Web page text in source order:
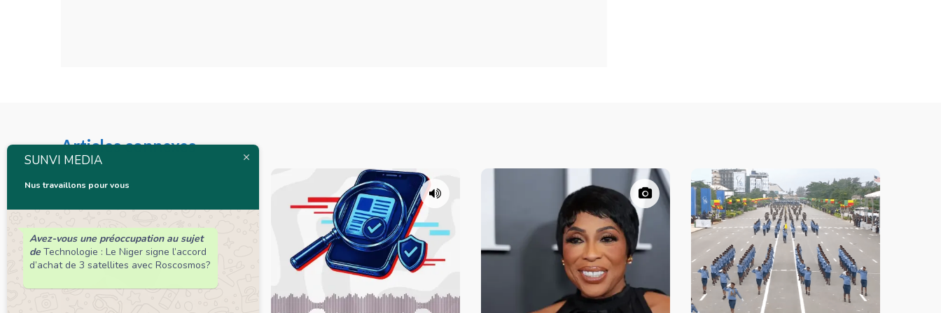
Articles connexes
SUNVI MEDIA
Nus travaillons pour vous
Avez-vous une préoccupation au sujet
de Technologie : Le Niger signe l’accord
d’achat de 3 satellites avec Roscosmos?